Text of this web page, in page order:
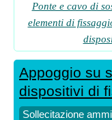
Ponte e cavo di
elementi di
Appoggio su
dispositivi di
Sollecitazione